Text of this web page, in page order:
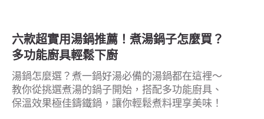
六款超實用湯鍋推薦！煮湯鍋子怎麼買？
多功能廚具輕鬆下廚
湯鍋怎麼選？煮一鍋好湯必備的湯鍋都在這裡～
教你從挑選煮湯的鍋子開始，搭配多功能廚具、
保溫效果極佳鑄鐵鍋，讓你輕鬆煮料理享美味！